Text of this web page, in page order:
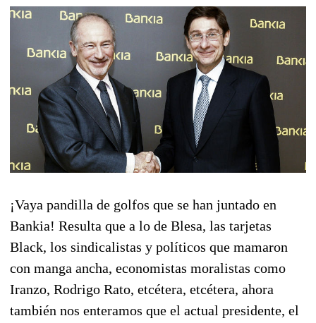
¡Vaya pandilla de golfos que se han juntado en
Bankia! Resulta que a lo de Blesa, las tarjetas
Black, los sindicalistas y políticos que mamaron
con manga ancha, economistas moralistas como
Iranzo, Rodrigo Rato, etcétera, etcétera, ahora
también nos enteramos que el actual presidente, el